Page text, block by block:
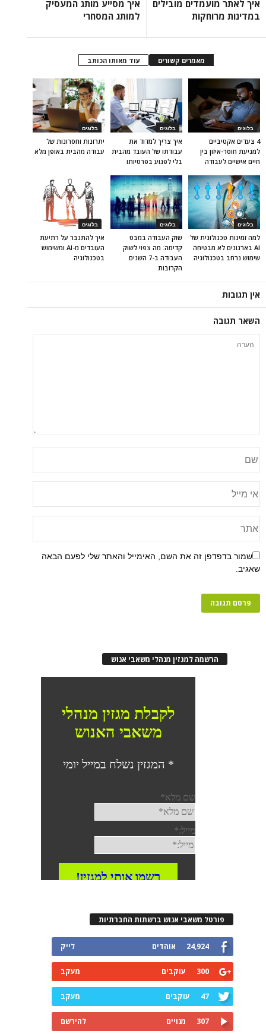
איך לאתר מועמדים מובילים
במדינות מרוחקות
איך מסייע מותג המעסיק
למותג המסחרי
מאמרים קשורים עוד מאותו הכותב
בלוגים
יתרונות וחסרונות של
עבודה מהבית באופן מלא
בלוגים
איך צריך למדוד את
עבודתו של העובד מהבית
בלי לפגוע בפרטיותו
בלוגים
4 צעדים אקטיביים
למניעת חוסר-איזון בין
חיים אישיים לעבודה
בלוגים
איך להתגבר על רתיעת
העובדים מ-AI ומשימוש
בטכנולוגיה
בלוגים
שוק העבודה במבט
קדימה: מה צפוי לשוק
העבודה ב-7 השנים
הקרובות
בלוגים
למה זמינות טכנולוגית של
AI בארגונים לא מבטיחה
שימוש נרחב בטכנולוגיה
אין תגובות
השאר תגובה
שמור בדפדפן זה את השם, האימייל והאתר שלי לפעם הבאה
שאגיב.
הרשמה למגזין מנהלי משאבי אנוש
פורטל משאבי אנוש ברשתות החברתיות
24,924 אוהדים לייק
300 עוקבים מעקב
47 עוקבים מעקב
307 מנויים להירשם